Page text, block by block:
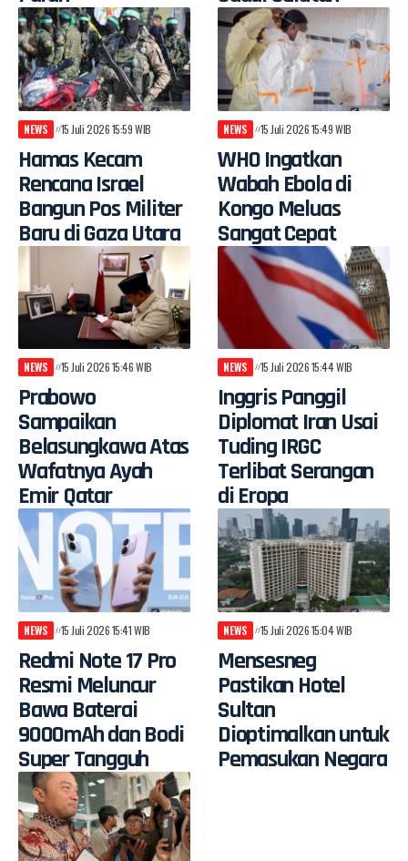
NEWS 15 Juli 2026 15:59 WIB
Hamas Kecam
Rencana Israel
Bangun Pos Militer
Baru di Gaza Utara
NEWS 15 Juli 2026 15:49 WIB
WHO Ingatkan
Wabah Ebola di
Kongo Meluas
Sangat Cepat
NEWS 15 Juli 2026 15:46 WIB
Prabowo
Sampaikan
Belasungkawa Atas
Wafatnya Ayah
Emir Qatar
NEWS 15 Juli 2026 15:44 WIB
Inggris Panggil
Diplomat Iran Usai
Tuding IRGC
Terlibat Serangan
di Eropa
NEWS 15 Juli 2026 15:41 WIB
Redmi Note 17 Pro
Resmi Meluncur
Bawa Baterai
9000mAh dan Bodi
Super Tangguh
NEWS 15 Juli 2026 15:04 WIB
Mensesneg
Pastikan Hotel
Sultan
Dioptimalkan untuk
Pemasukan Negara